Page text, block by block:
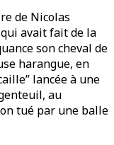
de Nicolas
avait fait de la
son cheval de
harangue, en
lancée à une
au
tué par une balle